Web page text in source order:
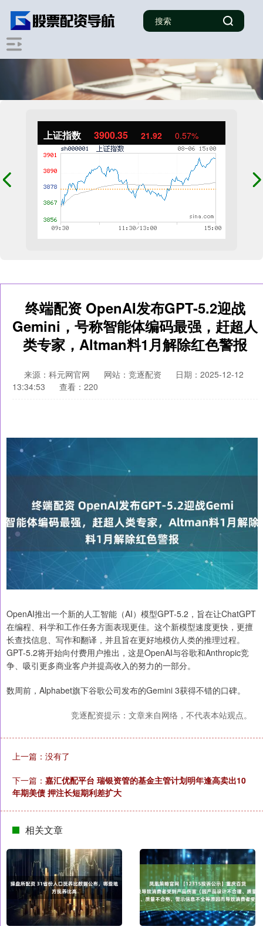
上证指数 3900.35 21.92 0.57%
终端配资 OpenAI发布GPT-5.2迎战
Gemini，号称智能体编码最强，赶超人
类专家，Altman料1月解除红色警报
来源：科元网官网 网站：竞逐配资
日期：2025-12-12
13:34:53
查看：220
OpenAI推出一个新的人工智能（AI）模型GPT-5.2，旨在让ChatGPT
在编程、科学和工作任务方面表现更佳。这个新模型速度更快，更擅
长查找信息、写作和翻译，并且旨在更好地模仿人类的推理过程。
GPT-5.2将开始向付费用户推出，这是OpenAI与谷歌和Anthropic竞
争、吸引更多商业客户并提高收入的努力的一部分。
数周前，Alphabet旗下谷歌公司发布的Gemini 3获得不错的口碑。
竞逐配资提示：文章来自网络，不代表本站观点。
上一篇：没有了
下一篇： 嘉汇优配平台 瑞银资管的基金主管计划明年逢高卖出10
年期美债 押注长短期利差扩大
相关文章